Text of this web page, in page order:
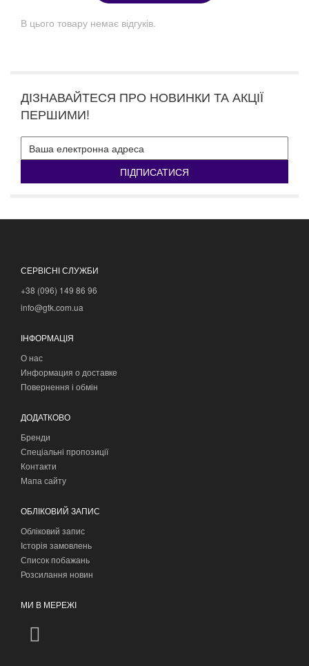
В цього товару немає відгуків.
ДІЗНАВАЙТЕСЯ ПРО НОВИНКИ ТА АКЦІЇ
ПЕРШИМИ!
ПІДПИСАТИСЯ
СЕРВІСНІ СЛУЖБИ
+38 (096) 149 86 96
info@gtk.com.ua
ІНФОРМАЦІЯ
О нас
Информация о доставке
Повернення і обмін
ДОДАТКОВО
Бренди
Спеціальні пропозиції
Контакти
Мапа сайту
ОБЛІКОВИЙ ЗАПИС
Обліковий запис
Історія замовлень
Список побажань
Розсилання новин
МИ В МЕРЕЖІ